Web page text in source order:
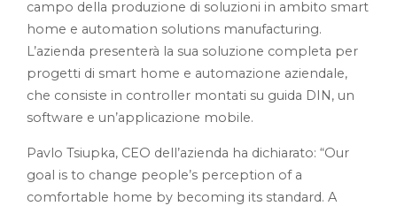
campo della produzione di soluzioni in ambito smart
home e automation solutions manufacturing.
L’azienda presenterà la sua soluzione completa per
progetti di smart home e automazione aziendale,
che consiste in controller montati su guida DIN, un
software e un’applicazione mobile.
Pavlo Tsiupka, CEO dell’azienda ha dichiarato: “Our
goal is to change people’s perception of a
comfortable home by becoming its standard. A